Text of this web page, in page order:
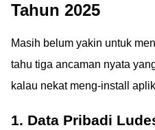
Tahun 2025
Masih belum yakin untuk
tahu tiga ancaman nyata
kalau nekat meng-install
1. Data Pribadi